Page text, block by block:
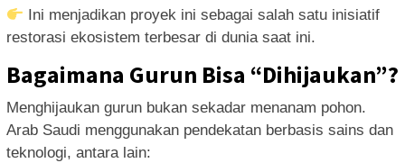
Ini menjadikan proyek ini sebagai salah satu inisiatif
restorasi ekosistem terbesar di dunia saat ini.
Bagaimana Gurun Bisa “Dihijaukan”?
Menghijaukan gurun bukan sekadar menanam pohon.
Arab Saudi menggunakan pendekatan berbasis sains dan
teknologi, antara lain: